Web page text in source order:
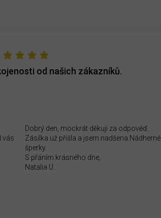
od našich zákazníků.
vás
Dobrý den, mockrát děkuji za odpověď.
Zásilka už přišla a jsem nadšena.Nádherné
šperky.
S přáním krásného dne,
Natalia U.